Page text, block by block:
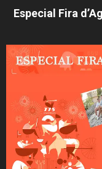
Especial Fira